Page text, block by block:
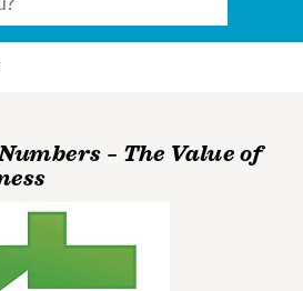
– The Value of